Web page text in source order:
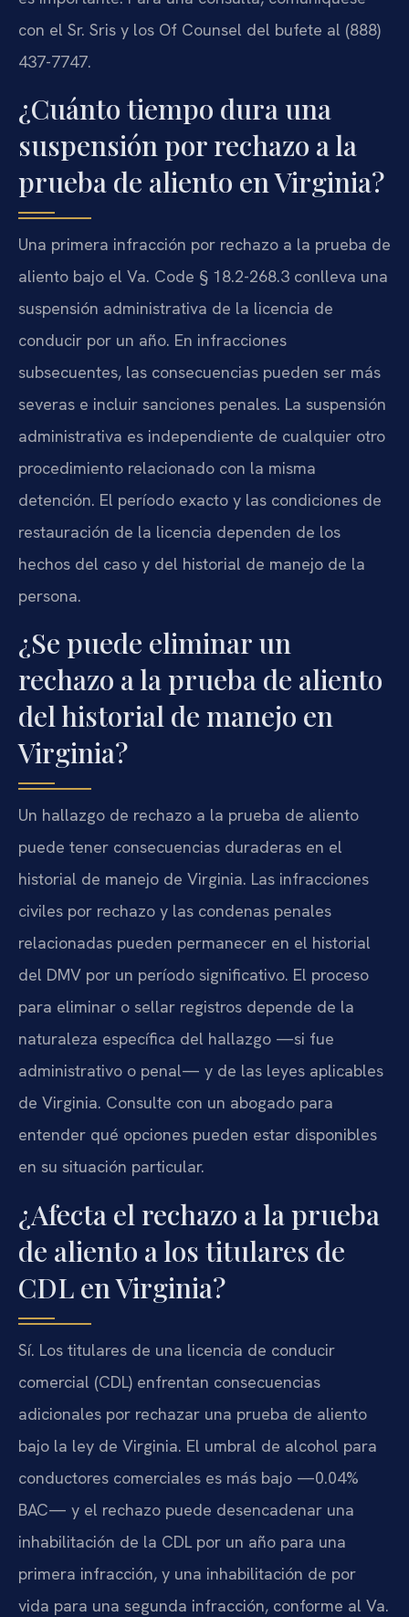
con el Sr. Sris y los Of Counsel del bufete al (888)
437-7747.
¿Cuánto tiempo dura una
suspensión por rechazo a la
prueba de aliento en Virginia?
Una primera infracción por rechazo a la prueba de
aliento bajo el Va. Code § 18.2-268.3 conlleva una
suspensión administrativa de la licencia de
conducir por un año. En infracciones
subsecuentes, las consecuencias pueden ser más
severas e incluir sanciones penales. La suspensión
administrativa es independiente de cualquier otro
procedimiento relacionado con la misma
detención. El período exacto y las condiciones de
restauración de la licencia dependen de los
hechos del caso y del historial de manejo de la
persona.
¿Se puede eliminar un
rechazo a la prueba de aliento
del historial de manejo en
Virginia?
Un hallazgo de rechazo a la prueba de aliento
puede tener consecuencias duraderas en el
historial de manejo de Virginia. Las infracciones
civiles por rechazo y las condenas penales
relacionadas pueden permanecer en el historial
del DMV por un período significativo. El proceso
para eliminar o sellar registros depende de la
naturaleza específica del hallazgo —si fue
administrativo o penal— y de las leyes aplicables
de Virginia. Consulte con un abogado para
entender qué opciones pueden estar disponibles
en su situación particular.
¿Afecta el rechazo a la prueba
de aliento a los titulares de
CDL en Virginia?
Sí. Los titulares de una licencia de conducir
comercial (CDL) enfrentan consecuencias
adicionales por rechazar una prueba de aliento
bajo la ley de Virginia. El umbral de alcohol para
conductores comerciales es más bajo —0.04%
BAC— y el rechazo puede desencadenar una
inhabilitación de la CDL por un año para una
primera infracción, y una inhabilitación de por
vida para una segunda infracción, conforme al Va.